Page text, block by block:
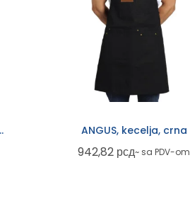
ANGUS, kecelja, crna
942,82 рсд~ sa PDV-om